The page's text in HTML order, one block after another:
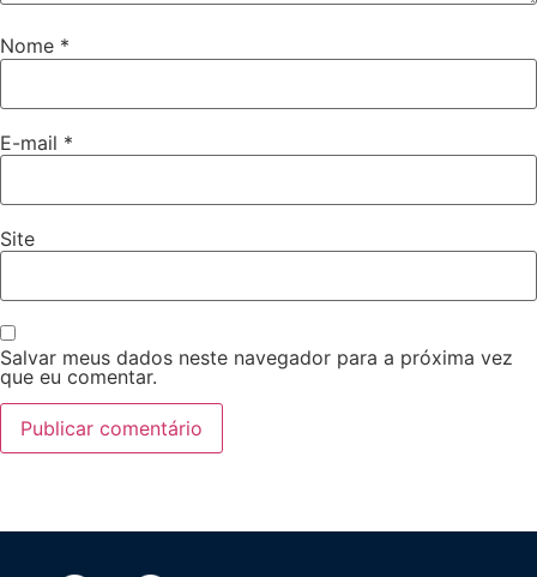
Nome *
E-mail *
Site
Salvar meus dados neste navegador para a próxima vez
que eu comentar.